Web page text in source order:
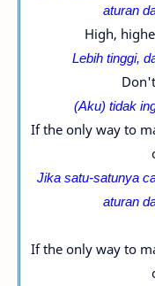
aturan
High,
Lebih tinggi,
(Aku) tidak
If the only way to
Jika satu-satunya
aturan
If the only way to